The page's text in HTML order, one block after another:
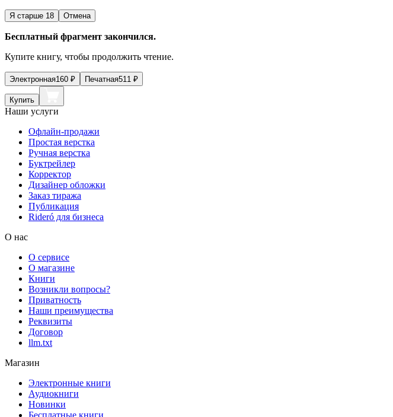
Я старше 18 Отмена
Бесплатный фрагмент закончился.
Купите книгу, чтобы продолжить чтение.
Электронная160 ₽ Печатная511 ₽
Купить
Наши услуги
Офлайн-продажи
Простая верстка
Ручная верстка
Буктрейлер
Корректор
Дизайнер обложки
Заказ тиража
Публикация
Rideró для бизнеса
О нас
О сервисе
О магазине
Книги
Возникли вопросы?
Приватность
Наши преимущества
Реквизиты
Договор
llm.txt
Магазин
Электронные книги
Аудиокниги
Новинки
Бесплатные книги